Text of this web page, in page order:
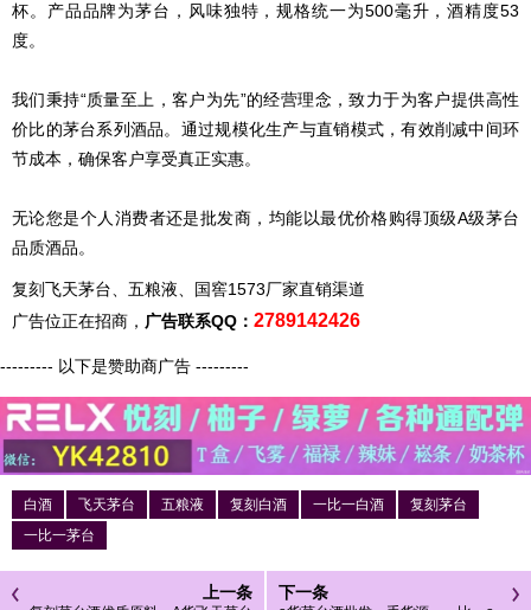
杯。产品品牌为茅台，风味独特，规格统一为500毫升，酒精度53
度。
我们秉持“质量至上，客户为先”的经营理念，致力于为客户提供高性
价比的茅台系列酒品。通过规模化生产与直销模式，有效削减中间环
节成本，确保客户享受真正实惠。
无论您是个人消费者还是批发商，均能以最优价格购得顶级A级茅台
品质酒品。
复刻飞天茅台、五粮液、国窖1573厂家直销渠道
广告位正在招商， 广告联系QQ： 2789142426
--------- 以下是赞助商广告 ---------
白酒 飞天茅台 五粮液 复刻白酒 一比一白酒
复刻茅台
一比一茅台
上一条 下一条